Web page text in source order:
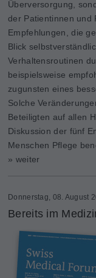
Überversorgung,
der Patientinnen und
Empfehlungen, die
Blick
Verhaltensroutinen
beispielsweise
zugunsten eines
Solche
Beteiligten auf allen
Diskussion der fünf
Menschen Pflege
» weiter
Donnerstag, 08. August
Bereits im